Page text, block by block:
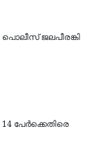
ജലപീരങ്കി
പേര്‍ക്കെതിരെ